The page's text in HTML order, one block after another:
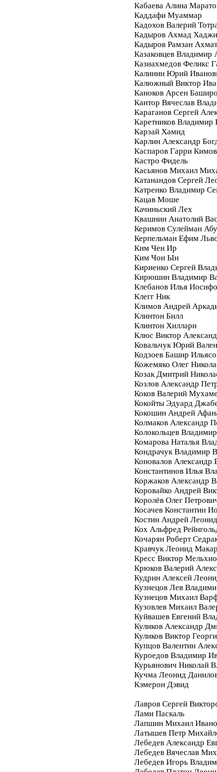
Кабаева Алина
Каддафи Муаммар
Кадохов Валерий
Кадыров Ахмад Хаджи
Кадыров Рамзан
Казаковцев Владимир
Казиахмедов Феликс
Калинин Юрий
Калюжный Виктор
Каноков Арсен
Кантор Вячеслав
Караганов Сергей
Каретников Владимир
Карзай Хамид
Карлин Александр
Каспаров Гарри
Кастро Фидель
Касьянов Михаил
Катанандов Сергей
Катренко Владимир
Кацав Моше
Качиньский Лех
Квашнин Анатолий
Керимов Сулейман
Керпельман Ефим
Ким Чен Ир
Ким Чон Ын
Кириенко Сергей
Кирюшин Владимир
Клебанов Илья
Клегг Ник
Климов Андрей
Клинтон Билл
Клинтон Хиллари
Клюс Виктор
Ковальчук Юрий
Кодзоев Башир
Кожемяко Олег
Козак Дмитрий
Козлов Александр
Коков Валерий
Кокойты Эдуард
Кокошин Андрей
Колмаков Александр
Колокольцев
Комарова Наталья
Кондрачук Владимир
Коновалов Александр
Константинов Илья
Коржаков Александр
Коровайко Андрей
Королёв Олег
Косачев Константин
Костин Андрей
Кох Альфред
Кочарян Роберт
Кравчук Леонид
Кресс Виктор
Крюков Валерий
Кудрин Алексей
Кузнецов Лев
Кузнецов Михаил
Кузовлев Михаил
Куйвашев Евгений
Куликов Александр
Куликов Виктор
Купцов Валентин
Куроедов Владимир
Курьянович Николай
Кучма Леонид
Кэмерон Дэвид
Лавров Сергей
Лами Паскаль
Лапшин Михаил
Латышев Петр
Лебедев Александр
Лебедев Вячеслав
Лебедев Игорь